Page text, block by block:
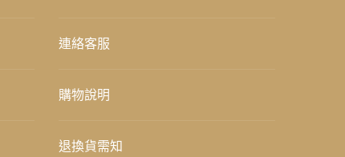
連絡客服
購物說明
退換貨需知